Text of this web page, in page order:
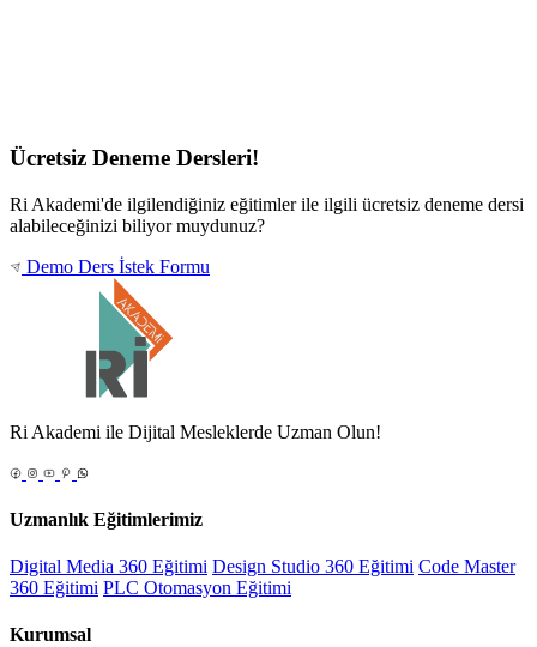
Ücretsiz Deneme Dersleri!
Ri Akademi'de ilgilendiğiniz eğitimler ile ilgili ücretsiz deneme dersi
alabileceğinizi biliyor muydunuz?
Demo Ders İstek Formu
Ri Akademi ile Dijital Mesleklerde Uzman Olun!
Uzmanlık Eğitimlerimiz
Digital Media 360 Eğitimi Design Studio 360 Eğitimi Code Master
360 Eğitimi PLC Otomasyon Eğitimi
Kurumsal